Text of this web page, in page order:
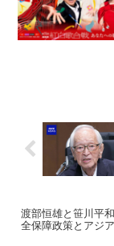
渡部恒雄と笹川平
全保障政策とアジ